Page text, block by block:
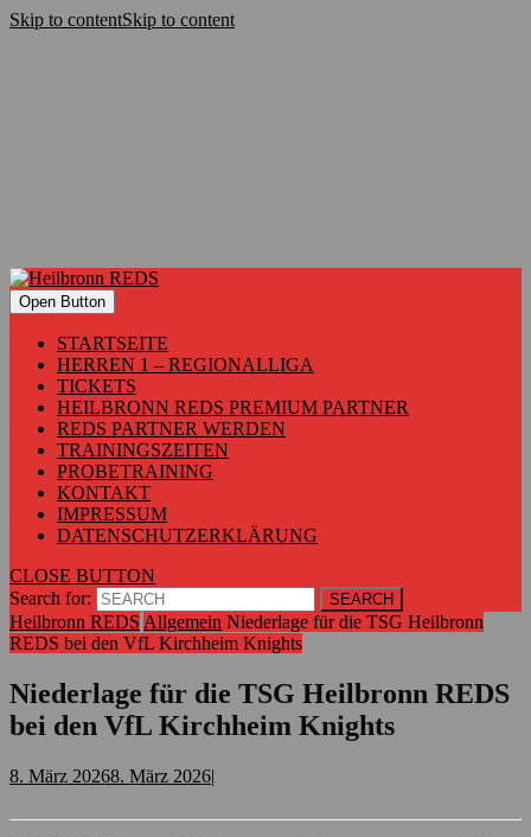
Skip to contentSkip to content
Open Button
STARTSEITE
HERREN 1 – REGIONALLIGA
TICKETS
HEILBRONN REDS PREMIUM PARTNER
REDS PARTNER WERDEN
TRAININGSZEITEN
PROBETRAINING
KONTAKT
IMPRESSUM
DATENSCHUTZERKLÄRUNG
CLOSE BUTTON
Search for:
Heilbronn REDS Allgemein Niederlage für die TSG Heilbronn
REDS bei den VfL Kirchheim Knights
Niederlage für die TSG Heilbronn REDS
bei den VfL Kirchheim Knights
8. März 20268. März 2026|